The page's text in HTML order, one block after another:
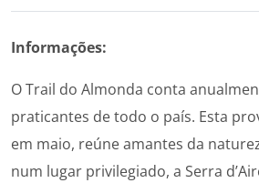
Informações:
O Trail do Almonda conta
praticantes de todo o país. Esta
em maio, reúne amantes da
num lugar privilegiado, a Serra